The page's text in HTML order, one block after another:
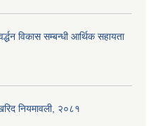
विकास सम्बन्धी आर्थिक सहायता
नियमावली, २०८१